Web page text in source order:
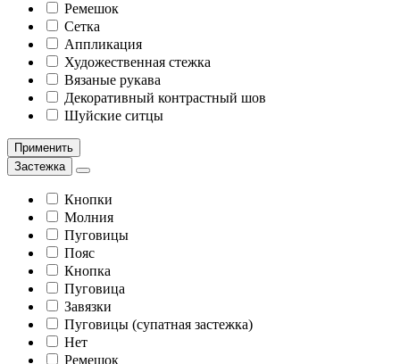
Ремешок
Сетка
Аппликация
Художественная стежка
Вязаные рукава
Декоративный контрастный шов
Шуйские ситцы
Применить
Застежка
Кнопки
Молния
Пуговицы
Пояс
Кнопка
Пуговица
Завязки
Пуговицы (супатная застежка)
Нет
Ремешок